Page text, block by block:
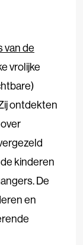
van de
vrolijke
ontdekten
kinderen
De
en